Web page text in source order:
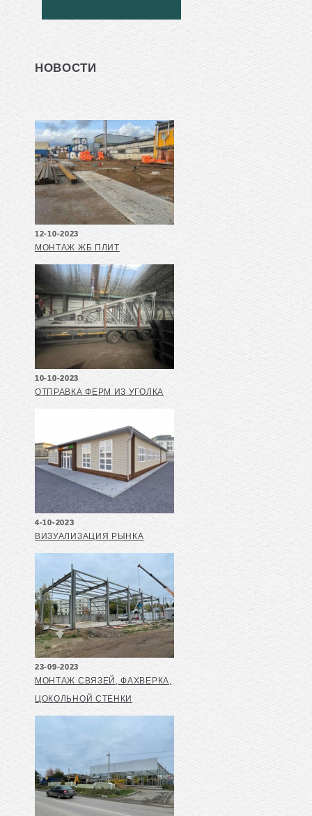
НОВОСТИ
12-10-2023
МОНТАЖ ЖБ ПЛИТ
10-10-2023
ОТПРАВКА ФЕРМ ИЗ УГОЛКА
4-10-2023
ВИЗУАЛИЗАЦИЯ РЫНКА
23-09-2023
МОНТАЖ СВЯЗЕЙ, ФАХВЕРКА,
ЦОКОЛЬНОЙ СТЕНКИ